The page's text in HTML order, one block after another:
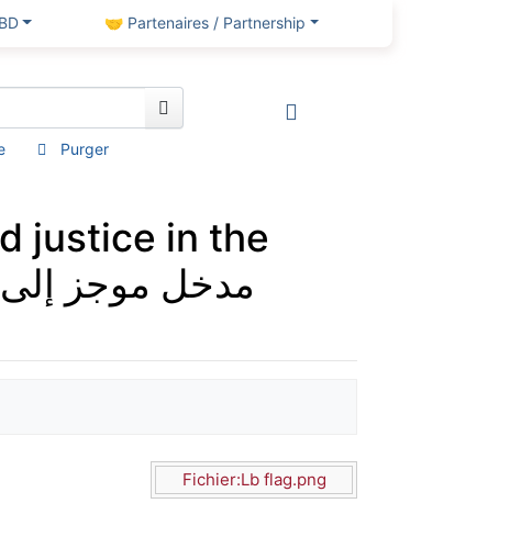
🤝 Partenaires / Partnership
Purger
justice in the
Fichier:Lb flag.png